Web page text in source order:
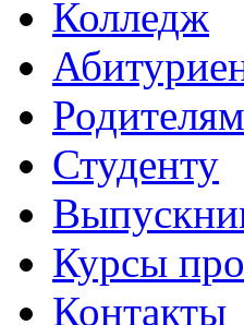
Колледж
Родителям
Студенту
Курсы
Контакты